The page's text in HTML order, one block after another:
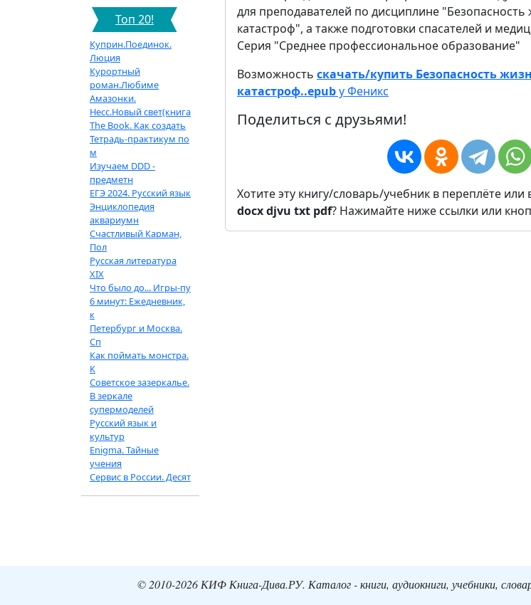
Топ 20!
Куприн.Поединок.
Люция
Курортный
роман.Любиме
Амазонки.
Несс.Новый свет(книга
The Book. Как создать
Тетрадь-практикум по
м
Изучаем DDD -
предметн
ЕГЭ 2024. Русский язык
Энциклопедия
аквариумн
Счастливый Карман,
Пол
Русская литература
XIX
Что было до... Игры-пу
6 минут: Ежедневник,
к
Петербург и Москва.
Сп
Как поймать монстра.
К
Советское зазеркалье.
В зеркале
супермоделей
Русский язык и
культур
Enigma. Тайные
учения
Сервис в России. Десят
для преподавателей по дисциплине
катастроф", а также подготовки спасателей и
Серия "Среднее профессиональное образование"
Возможность скачать/купить Безопасность
катастроф..epubу Феникс
Поделиться с друзьями!
Хотите эту книгу/словарь/учебник в переплёте
docxdjvu txt pdf? Нажимайте ниже ссылки или
© 2010-2026 КИФ Книга-Дива.РУ. Каталог - книги, аудиокниги, учебники,